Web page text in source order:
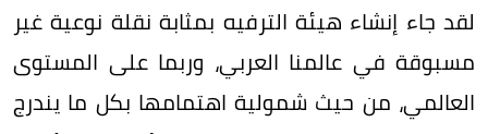
لقد جاء إنشاء هيئة الترفيه بمثابة نقلة نوعية غير
مسبوقة في عالمنا العربي، وربما على المستوى
العالمي، من حيث شمولية اهتمامها بكل ما يندرج